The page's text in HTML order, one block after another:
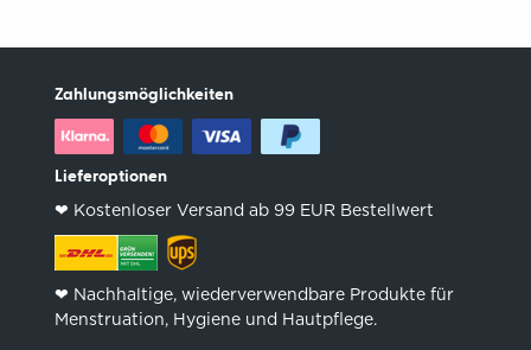
Zahlungsmöglichkeiten
Lieferoptionen
❤︎ Kostenloser Versand ab 99 EUR Bestellwert
❤︎ Nachhaltige, wiederverwendbare Produkte für
Menstruation, Hygiene und Hautpflege.